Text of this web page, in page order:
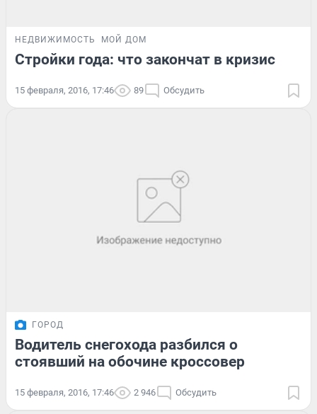
НЕДВИЖИМОСТЬ МОЙ ДОМ
Стройки года: что закончат в кризис
15 февраля, 2016, 17:46 89 Обсудить
ГОРОД
Водитель снегохода разбился о
стоявший на обочине кроссовер
15 февраля, 2016, 17:46 2 946 Обсудить